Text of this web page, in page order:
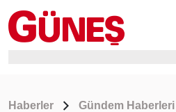
Haberler Gündem Haberleri